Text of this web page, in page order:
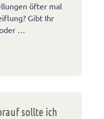
öfter mal
Gibt Ihr
…
sollte ich